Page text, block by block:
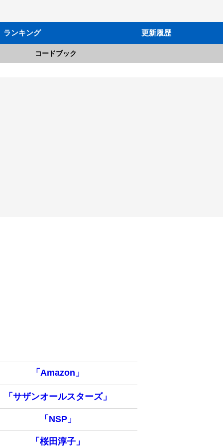
ランキング 更新履歴
コードブック
「Amazon」
「サザンオールスターズ」
「NSP」
「桜田淳子」